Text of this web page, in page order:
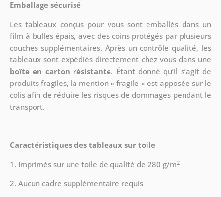
Emballage sécurisé
Les tableaux conçus pour vous sont emballés dans un
film à bulles épais, avec des coins protégés par plusieurs
couches supplémentaires. Après un contrôle qualité, les
tableaux sont expédiés directement chez vous dans une
boîte en carton résistante. Étant donné qu’il s’agit de
produits fragiles, la mention « fragile » est apposée sur le
colis afin de réduire les risques de dommages pendant le
transport.
Caractéristiques des tableaux sur toile
1. Imprimés sur une toile de qualité de 280 g/m2
2. Aucun cadre supplémentaire requis